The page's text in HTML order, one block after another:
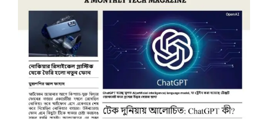
৩য়
সংখ্যা
ইঞ্জিনিয়ার’স ডায়েরি ই-ম্যাগাজিন ২য় সংখ্যা